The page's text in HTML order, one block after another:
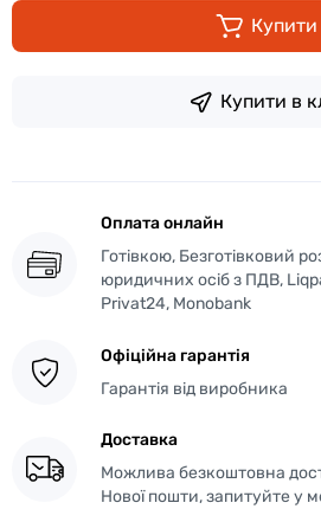
Купити
Купити в
Оплата онлайн
Готівкою, Безготівковий
юридичних осіб з ПДВ,
Privat24, Monobank
Офіційна гарантія
Гарантія від виробника
Доставка
Можлива безкоштовна
Нової пошти, запитуйте у